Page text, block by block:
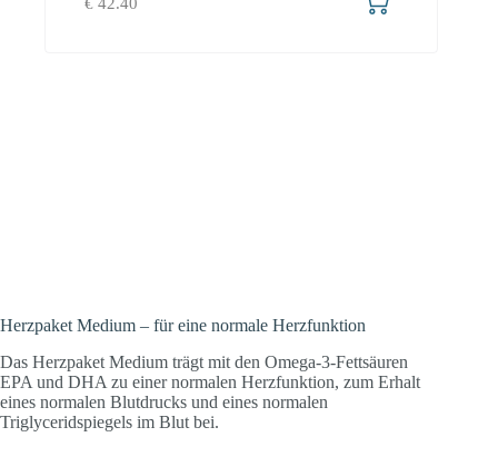
Herzpaket Medium – für eine normale Herzfunktion
Das Herzpaket Medium trägt mit den Omega-3-Fettsäuren
EPA und DHA zu einer normalen Herzfunktion, zum Erhalt
eines normalen Blutdrucks und eines normalen
Triglyceridspiegels im Blut bei.